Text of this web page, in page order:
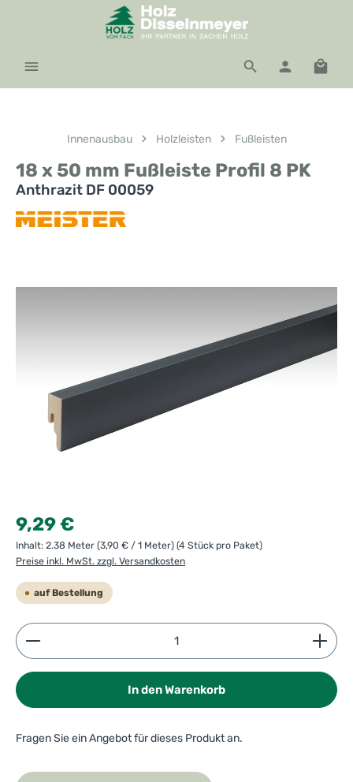
Zum Hauptinhalt springen
Innenausbau Holzleisten Fußleisten
18 x 50 mm Fußleiste Profil 8 PK
Anthrazit DF 00059
Regulärer Preis:
9,29 €
Inhalt: 2.38 Meter (3,90 € / 1 Meter) (4 Stück pro Paket)
Preise inkl. MwSt. zzgl. Versandkosten
auf Bestellung
Produkt Anzahl: Gib den gewünschten Wert ein
In den Warenkorb
Fragen Sie ein Angebot für dieses Produkt an.